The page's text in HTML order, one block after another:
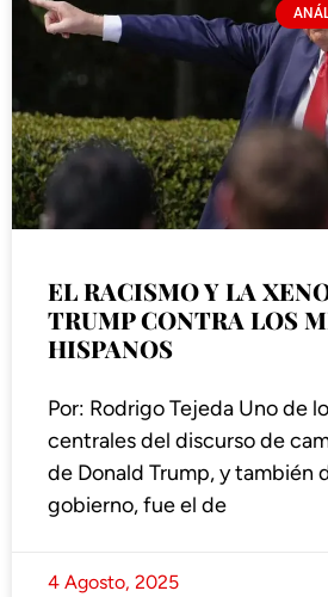
EL RACISMO Y LA
TRUMP CONTRA LOS
HISPANOS
Por: Rodrigo Tejeda Uno de
centrales del discurso de
de Donald Trump, y también
gobierno, fue el de
4 Agosto, 2025